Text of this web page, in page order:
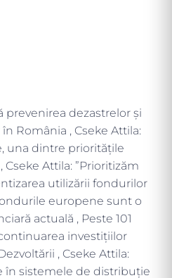
prevenirea dezastrelor și
România , Cseke Attila:
una dintre prioritățile
Attila: ”Prioritizăm
utilizării fondurilor
europene sunt o
actuală , Peste 101
investițiilor
, Cseke Attila:
în sistemele de distribuție